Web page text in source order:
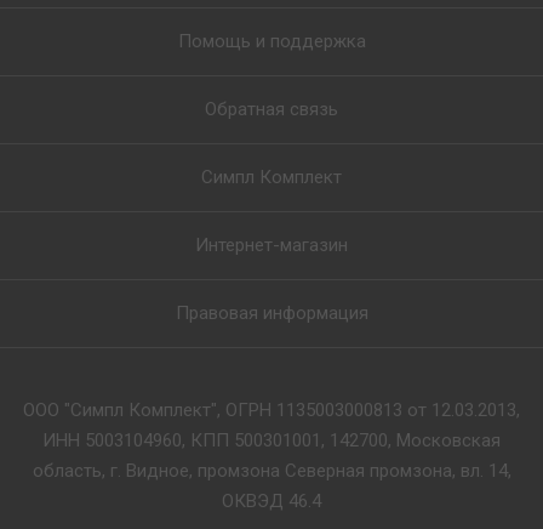
Помощь и поддержка
Обратная связь
Симпл Комплект
Интернет-магазин
Правовая информация
ООО "Симпл Комплект", ОГРН 1135003000813 от 12.03.2013,
ИНН 5003104960, КПП 500301001, 142700, Московская
область, г. Видное, промзона Северная промзона, вл. 14,
ОКВЭД 46.4